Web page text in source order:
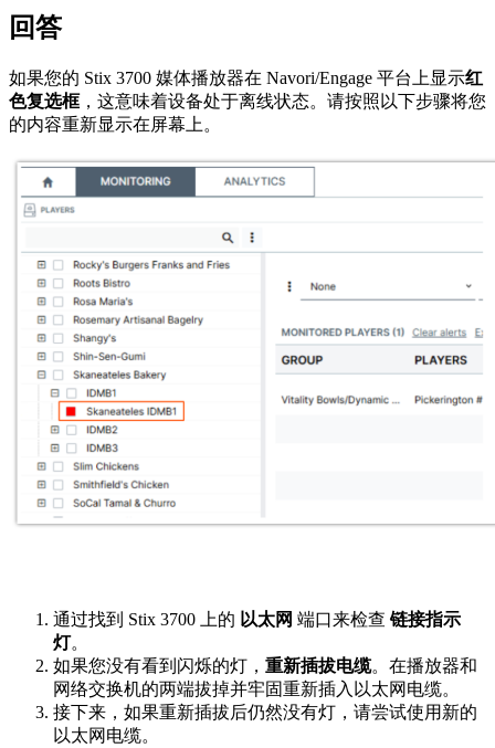
回答
如果您的 Stix 3700 媒体播放器在 Navori/Engage 平台上显示红
色复选框，这意味着设备处于离线状态。请按照以下步骤将您
的内容重新显示在屏幕上。
通过找到 Stix 3700 上的 以太网 端口来检查 链接指示
灯。
如果您没有看到闪烁的灯， 重新插拔电缆。在播放器和
网络交换机的两端拔掉并牢固重新插入以太网电缆。
接下来，如果重新插拔后仍然没有灯，请尝试使用新的
以太网电缆。